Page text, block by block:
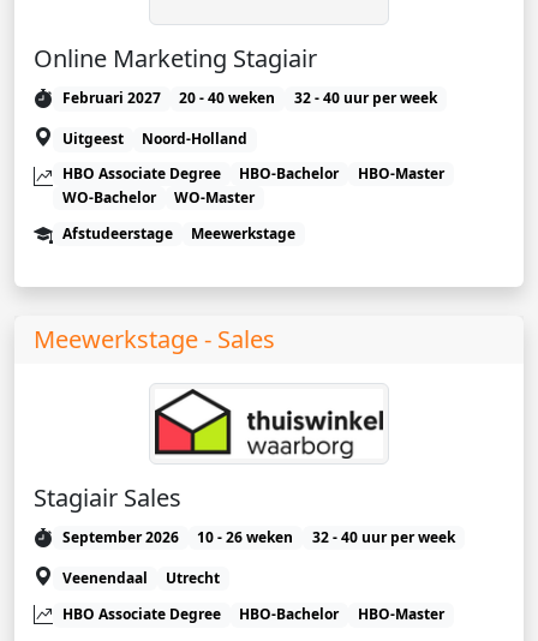
Online Marketing Stagiair
Februari 2027 20 - 40 weken
32 - 40 uur per week
Uitgeest
Noord-Holland
HBO Associate Degree
HBO-Bachelor
HBO-Master
WO-Bachelor
WO-Master
Afstudeerstage
Meewerkstage
Meewerkstage - Sales
Stagiair Sales
September 2026 10 - 26 weken
32 - 40 uur per week
Veenendaal
Utrecht
HBO Associate Degree
HBO-Bachelor
HBO-Master